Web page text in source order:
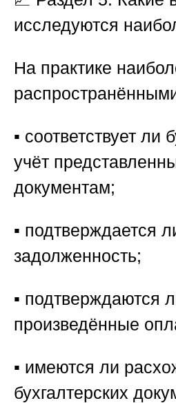
исследуются
На практике
▪️ соответствует ли
учёт
документам;
▪️ подтверждается
задолженность;
▪️ подтверждаются
произведённые
▪️ имеются ли
бухгалтерских